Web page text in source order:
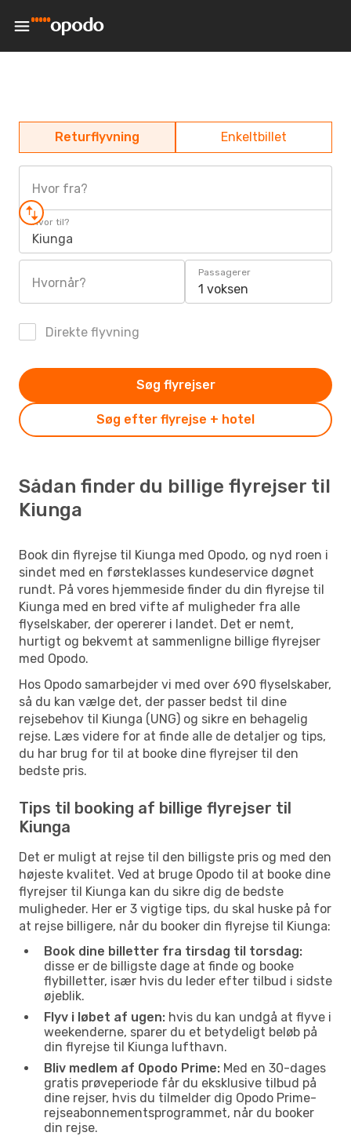
Returflyvning Enkeltbillet
Hvor fra?
Hvor til?
Kiunga
Hvornår?
Passagerer
1 voksen
Direkte flyvning
Søg efter flyrejse + hotel
Søg flyrejser
Sådan finder du billige flyrejser til
Kiunga
Book din flyrejse til Kiunga med Opodo, og nyd roen i
sindet med en førsteklasses kundeservice døgnet
rundt. På vores hjemmeside finder du din flyrejse til
Kiunga med en bred vifte af muligheder fra alle
flyselskaber, der opererer i landet. Det er nemt,
hurtigt og bekvemt at sammenligne billige flyrejser
med Opodo.
Hos Opodo samarbejder vi med over 690 flyselskaber,
så du kan vælge det, der passer bedst til dine
rejsebehov til Kiunga (UNG) og sikre en behagelig
rejse. Læs videre for at finde alle de detaljer og tips,
du har brug for til at booke dine flyrejser til den
bedste pris.
Tips til booking af billige flyrejser til
Kiunga
Det er muligt at rejse til den billigste pris og med den
højeste kvalitet. Ved at bruge Opodo til at booke dine
flyrejser til Kiunga kan du sikre dig de bedste
muligheder. Her er 3 vigtige tips, du skal huske på for
at rejse billigere, når du booker din flyrejse til Kiunga:
Book dine billetter fra tirsdag til torsdag:
disse er de billigste dage at finde og booke
flybilletter, især hvis du leder efter tilbud i sidste
øjeblik.
Flyv i løbet af ugen: hvis du kan undgå at flyve i
weekenderne, sparer du et betydeligt beløb på
din flyrejse til Kiunga lufthavn.
Bliv medlem af Opodo Prime: Med en 30-dages
gratis prøveperiode får du eksklusive tilbud på
dine rejser, hvis du tilmelder dig Opodo Prime-
rejseabonnementsprogrammet, når du booker
din rejse.